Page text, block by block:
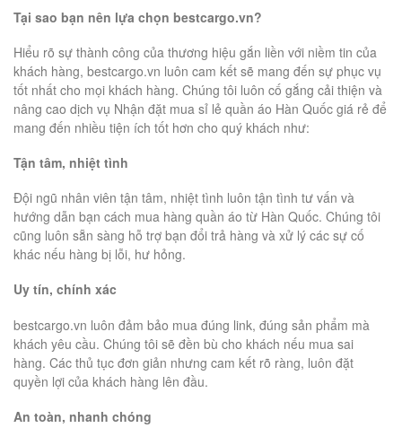
Tại sao bạn nên lựa chọn bestcargo.vn?
Hiểu rõ sự thành công của thương hiệu gắn liền với niềm tin của
khách hàng, bestcargo.vn luôn cam kết sẽ mang đến sự phục vụ
tốt nhất cho mọi khách hàng. Chúng tôi luôn cố gắng cải thiện và
nâng cao dịch vụ Nhận đặt mua sỉ lẻ quần áo Hàn Quốc giá rẻ để
mang đến nhiều tiện ích tốt hơn cho quý khách như:
Tận tâm, nhiệt tình
Đội ngũ nhân viên tận tâm, nhiệt tình luôn tận tình tư vấn và
hướng dẫn bạn cách mua hàng quần áo từ Hàn Quốc. Chúng tôi
cũng luôn sẵn sàng hỗ trợ bạn đổi trả hàng và xử lý các sự cố
khác nếu hàng bị lỗi, hư hỏng.
Uy tín, chính xác
bestcargo.vn luôn đảm bảo mua đúng link, đúng sản phẩm mà
khách yêu cầu. Chúng tôi sẽ đền bù cho khách nếu mua sai
hàng. Các thủ tục đơn giản nhưng cam kết rõ ràng, luôn đặt
quyền lợi của khách hàng lên đầu.
An toàn, nhanh chóng